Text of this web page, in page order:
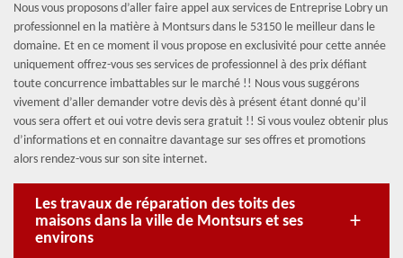
Nous vous proposons d’aller faire appel aux services de Entreprise Lobry un
professionnel en la matière à Montsurs dans le 53150 le meilleur dans le
domaine. Et en ce moment il vous propose en exclusivité pour cette année
uniquement offrez-vous ses services de professionnel à des prix défiant
toute concurrence imbattables sur le marché !! Nous vous suggérons
vivement d’aller demander votre devis dès à présent étant donné qu’il
vous sera offert et oui votre devis sera gratuit !! Si vous voulez obtenir plus
d’informations et en connaitre davantage sur ses offres et promotions
alors rendez-vous sur son site internet.
Les travaux de réparation des toits des
maisons dans la ville de Montsurs et ses
environs